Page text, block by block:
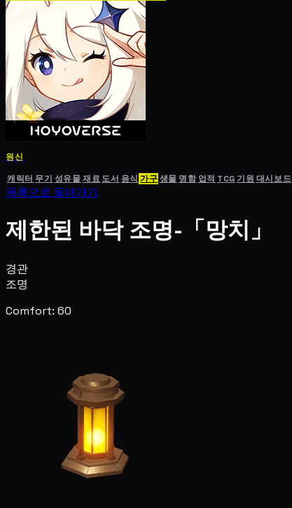
원신
캐릭터 무기 성유물재료도서 음식 가구생물 명함 업적 TCG기원 대시보드
목록으로 돌아가기
제한된 바닥 조명-「망치」
경관
조명
Comfort: 60